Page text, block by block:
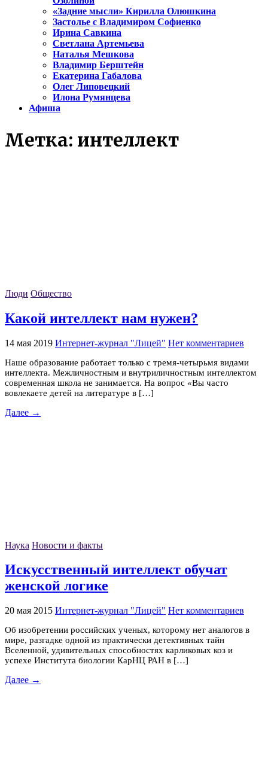
«Задние мысли» Кирилла Олюшкина
Застолье с Владимиром Софиенко
Ирина Савкина
Светлана Артемьева
Наталья Мешкова
Владимир Берштейн
Екатерина Габалова
Олег Липовецкий
Илона Румянцева
Афиша
Метка: интеллект
Люди Общество
Какой интеллект нам нужен?
14 мая 2019 Интернет-журнал "Лицей" Нет комментариев
Наше образование работает только с тремя-четырьмя видами
интеллекта. Межличностным и внутриличностным интеллектом
современная школа не занимается. На вопрос «Вы часто
вовлекаете детей на литературе в […]
Далее →
Наука Новости и факты
Искусственный интеллект обучат
женской логике
20 мая 2015 Интернет-журнал "Лицей" Нет комментариев
Об изобретении российских ученых, которому нет аналогов в
мире, разгадке одной из практически детективных тайн
Вселенной, удивительных способностях карликовых коз и
успехе Института биологии КарНЦ РАН в […]
Далее →